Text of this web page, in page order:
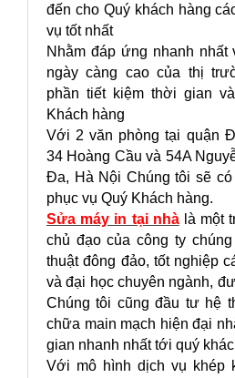
đến cho Quý khách hàng
vụ tốt nhất
Nhằm đáp ứng nhanh nhất
ngày càng cao của thị
phần tiết kiệm thời gian
Khách hàng
Với 2 văn phòng tại quận
34 Hoàng Cầu và 54A
Đa, Hà Nội Chúng tôi sẽ
phục vụ Quý Khách hàng.
Sửa máy in tại nhàlà một
chủ đạo của công ty
thuật đông đảo, tốt nghiệp
và đại học chuyên ngành,
Chúng tôi cũng đầu tư hệ
chữa main mạch hiện đại
gian nhanh nhất tới quý
Với mô hình dịch vụ khép